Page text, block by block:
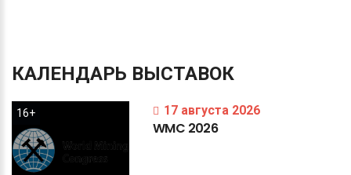
КАЛЕНДАРЬ ВЫСТАВОК
16+ 17 августа 2026
WMC 2026